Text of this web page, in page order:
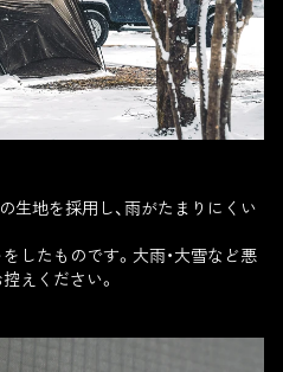
生地を採用し、雨がたまりにくい
したものです。大雨・大雪など悪
えください。